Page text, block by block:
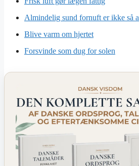
Almindelig sund fornuft er ikke så
Blive varm om hjertet
Forsvinde som dug for solen